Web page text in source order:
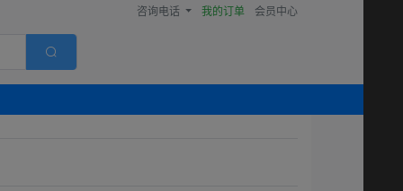
咨询电话 我的订单 会员中心